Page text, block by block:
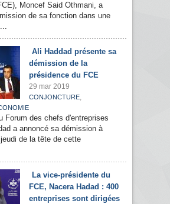
Moncef Said Othmani, a
de sa fonction dans une
Ali Haddad présente sa
démission de la
présidence du FCE
29 mar 2019
CONJONCTURE,
Forum des chefs d'entreprises
a annoncé sa démission à
de la tête de cette
La vice-présidente du
FCE, Nacera Hadad : 400
entreprises sont dirigées